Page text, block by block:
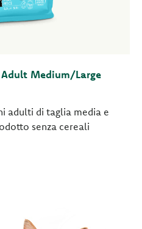
Adult Medium/Large
adulti di taglia media e
senza cereali